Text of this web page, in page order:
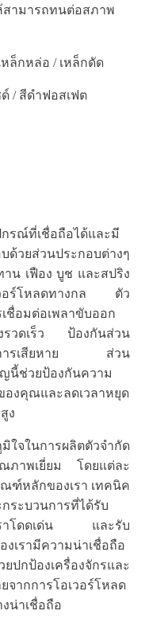
ามารถทนต่อสภาพ
หล็กหล่อ / เหล็กดัด
/ สีดำฟอสเฟต
กรณ์ที่เชื่อถือได้และมี
วยส่วนประกอบต่างๆ
น เฟือง บูช และสปริง
วอร์โหลดทางกล ตัว
ชื่อมต่อเพลาขับออก
รวดเร็ว ป้องกันส่วน
การเสียหาย ส่วน
นี้ช่วยป้องกันความ
องคุณและลดเวลาหยุด
ง
ใจในการผลิตตัวจำกัด
ภาพเยี่ยม โดยแต่ละ
ฑ์หลักของเรา เทคนิค
ระบวนการที่ได้รับ
ราโดดเด่น และรับ
เรามีความน่าเชื่อถือ
ปกป้องเครื่องจักรและ
จากการโอเวอร์โหลด
น่าเชื่อถือ